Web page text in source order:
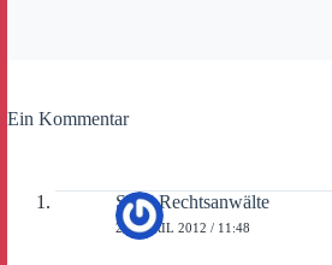
Ein Kommentar
SLK-Rechtsanwälte
23. APRIL 2012 / 11:48